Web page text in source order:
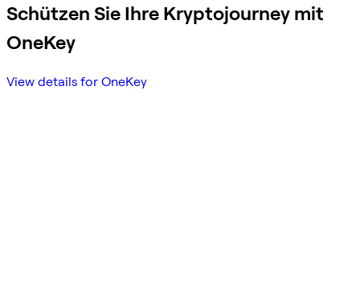
Schützen Sie Ihre Kryptojourney mit
OneKey
View details for OneKey